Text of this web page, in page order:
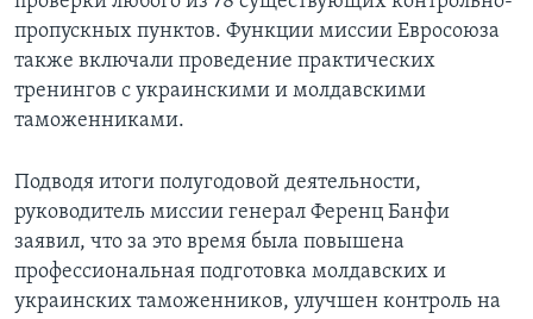
пропускных пунктов. Функции миссии Евросоюза
также включали проведение практических
тренингов с украинскими и молдавскими
таможенниками.
Подводя итоги полугодовой деятельности,
руководитель миссии генерал Ференц Банфи
заявил, что за это время была повышена
профессиональная подготовка молдавских и
украинских таможенников, улучшен контроль на